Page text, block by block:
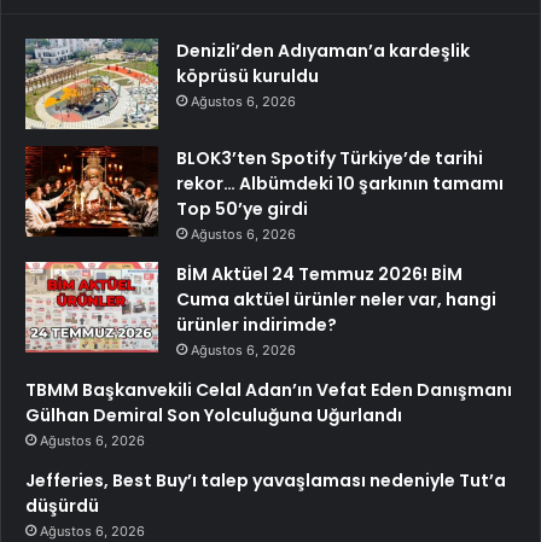
Denizli’den Adıyaman’a kardeşlik
köprüsü kuruldu
Ağustos 6, 2026
BLOK3’ten Spotify Türkiye’de tarihi
rekor… Albümdeki 10 şarkının tamamı
Top 50’ye girdi
Ağustos 6, 2026
BİM Aktüel 24 Temmuz 2026! BİM
Cuma aktüel ürünler neler var, hangi
ürünler indirimde?
Ağustos 6, 2026
TBMM Başkanvekili Celal Adan’ın Vefat Eden Danışmanı
Gülhan Demiral Son Yolculuğuna Uğurlandı
Ağustos 6, 2026
Jefferies, Best Buy’ı talep yavaşlaması nedeniyle Tut’a
düşürdü
Ağustos 6, 2026